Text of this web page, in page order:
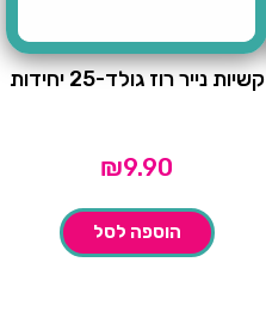
קשיות נייר רוז גולד-25 יחידות
₪9.90
הוספה לסל